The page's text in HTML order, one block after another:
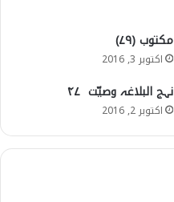
مکتوب (۷۹)
اکتوبر 3, 2016
نہج البلاغہ وصیّت ۴۷
اکتوبر 2, 2016